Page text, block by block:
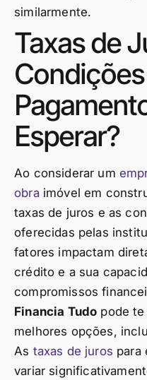
similarmente.
Taxas de
Esperar?
Ao considerar um
obraimóvel em
taxas de juros e as
oferecidas pelas
fatores impactam
crédito e a sua
compromissos
Financia Tudo pode te
melhores opções,
As taxas de juros para
variar